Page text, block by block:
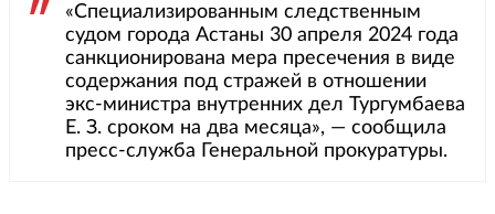
«Специализированным следственным
судом города Астаны 30 апреля 2024 года
санкционирована мера пресечения в виде
содержания под стражей в отношении
экс-министра внутренних дел Тургумбаева
Е. З. сроком на два месяца», — сообщила
пресс-служба Генеральной прокуратуры.